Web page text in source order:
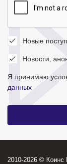
Новые
Новости,
Я принимаю
данных
2010-2026 ©